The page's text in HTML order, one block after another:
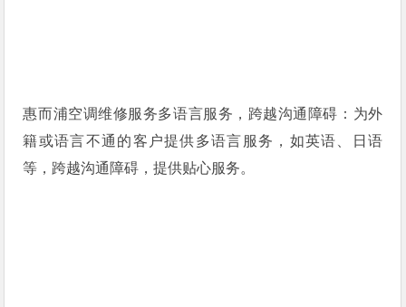
惠而浦空调维修服务多语言服务，跨越沟通障碍：为外
籍或语言不通的客户提供多语言服务，如英语、日语
等，跨越沟通障碍，提供贴心服务。